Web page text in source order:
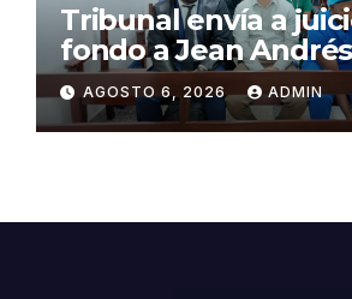
Tribunal envía a
fondo a Jean Andrés
Pumarol y tres
prisión preventiva
AGOSTO 6, 2026 ADMIN